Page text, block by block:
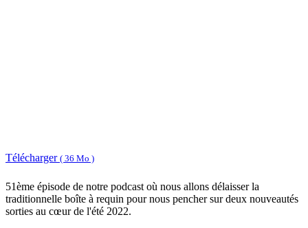
Télécharger ( 36 Mo )
51ème épisode de notre podcast où nous allons délaisser la
traditionnelle boîte à requin pour nous pencher sur deux nouveautés
sorties au cœur de l'été 2022.